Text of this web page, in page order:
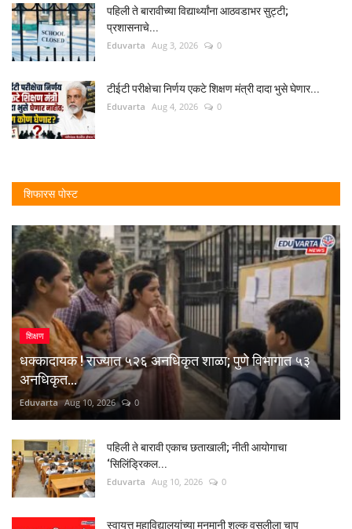
पहिली ते बारावीच्या विद्यार्थ्यांना आठवडाभर सुट्टी;
प्रशासनाचे...
Eduvarta Aug 3, 2026 0
टीईटी परीक्षेचा निर्णय एकटे शिक्षण मंत्री दादा भुसे घेणार...
Eduvarta Aug 4, 2026 0
शिफारस पोस्ट
शिक्षण
धक्कादायक ! राज्यात ५२६ अनधिकृत शाळा; पुणे विभागात ५३
अनधिकृत...
Eduvarta Aug 10, 2026 0
पहिली ते बारावी एकाच छताखाली; नीती आयोगाचा
‘सिलिंड्रिकल...
Eduvarta Aug 10, 2026 0
स्वायत्त महाविद्यालयांच्या मनमानी शुल्क वसुलीला चाप